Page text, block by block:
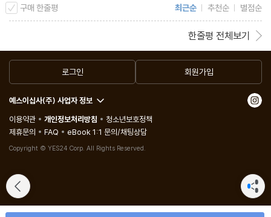
구매 한줄평 최근순 추천순 별점순
한줄평 전체보기
로그인 회원가입
예스이십사(주) 사업자 정보
이용약관
개인정보처리방침
청소년보호정책
제휴문의
FAQ eBook 1:1 문의/채팅상담
Copyright © YES24 Corp. All Rights Reserved.